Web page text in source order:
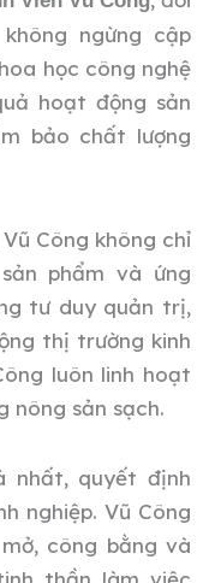
ngừng cập
học công nghệ
hoạt động sản
bảo chất lượng
Công không chỉ
phẩm và ứng
tư duy quản trị,
thị trường kinh
luôn linh hoạt
nông sản sạch.
nhất, quyết định
nghiệp. Vũ Công
công bằng và